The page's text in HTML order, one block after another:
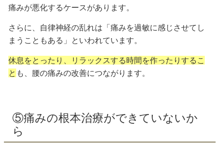
痛みが悪化するケースがあります。
さらに、自律神経の乱れは 「痛みを過敏に感じさせてし
まうこともある」
といわれています。
休息をとったり、リラックスする時間を作ったりするこ
と も、腰の痛みの改善につながります。
⑤痛みの根本治療ができていないか
ら